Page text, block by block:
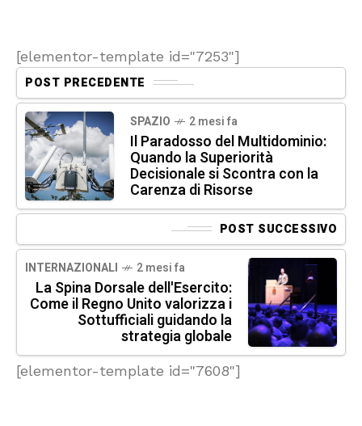
[elementor-template id="7253"]
POST PRECEDENTE
SPAZIO 2 mesi fa
Il Paradosso del Multidominio:
Quando la Superiorità
Decisionale si Scontra con la
Carenza di Risorse
POST SUCCESSIVO
INTERNAZIONALI 2 mesi fa
La Spina Dorsale dell'Esercito:
Come il Regno Unito valorizza i
Sottufficiali guidando la
strategia globale
[elementor-template id="7608"]